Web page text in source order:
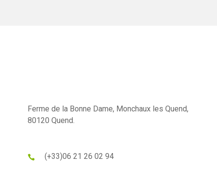
Ferme de la Bonne Dame, Monchaux les Quend,
80120 Quend.
(+33)06 21 26 02 94